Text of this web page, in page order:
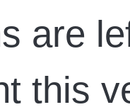
are
this